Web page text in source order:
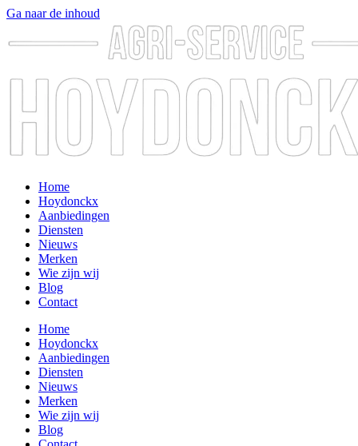
Ga naar de inhoud
Home
Hoydonckx
Aanbiedingen
Diensten
Nieuws
Merken
Wie zijn wij
Blog
Contact
Home
Hoydonckx
Aanbiedingen
Diensten
Nieuws
Merken
Wie zijn wij
Blog